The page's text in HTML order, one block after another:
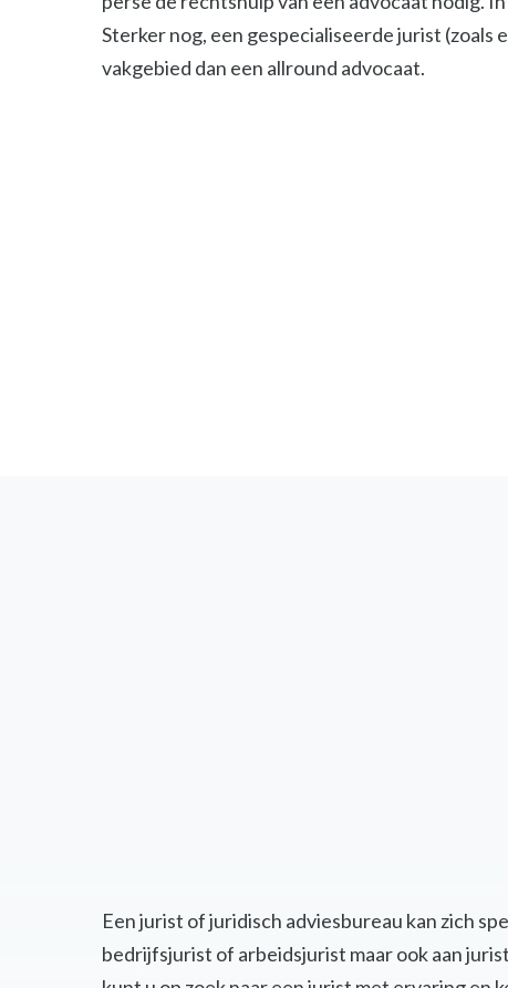
Sterker nog, een gespecialiseerde jurist
vakgebied dan een allround advocaat.
Een jurist of juridisch adviesbureau kan zich
bedrijfsjurist of arbeidsjurist maar ook aan